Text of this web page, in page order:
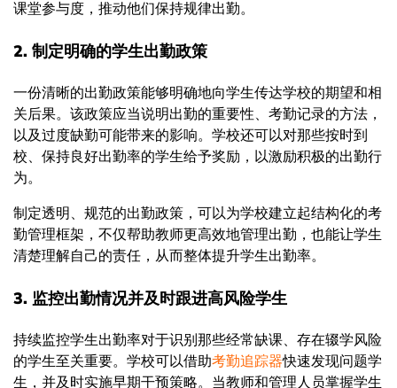
课堂参与度，推动他们保持规律出勤。
2. 制定明确的学生出勤政策
一份清晰的出勤政策能够明确地向学生传达学校的期望和相
关后果。该政策应当说明出勤的重要性、考勤记录的方法，
以及过度缺勤可能带来的影响。学校还可以对那些按时到
校、保持良好出勤率的学生给予奖励，以激励积极的出勤行
为。
制定透明、规范的出勤政策，可以为学校建立起结构化的考
勤管理框架，不仅帮助教师更高效地管理出勤，也能让学生
清楚理解自己的责任，从而整体提升学生出勤率。
3. 监控出勤情况并及时跟进高风险学生
持续监控学生出勤率对于识别那些经常缺课、存在辍学风险
的学生至关重要。学校可以借助考勤追踪器快速发现问题学
生，并及时实施早期干预策略。当教师和管理人员掌握学生